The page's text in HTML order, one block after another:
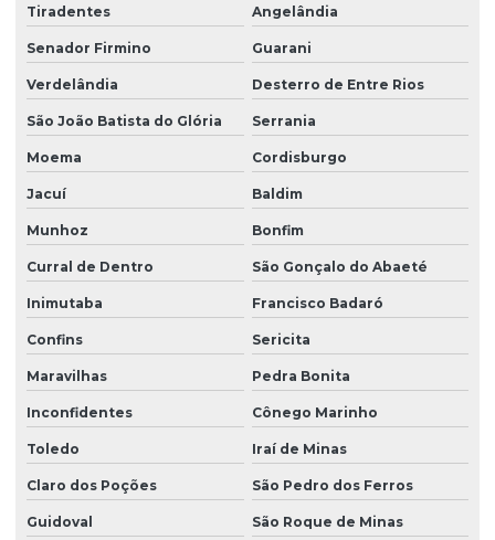
Tiradentes Angelândia
Senador Firmino Guarani
Verdelândia Desterro de Entre Rios
São João Batista do Glória Serrania
Moema Cordisburgo
Jacuí Baldim
Munhoz Bonfim
Curral de Dentro São Gonçalo do Abaeté
Inimutaba Francisco Badaró
Confins Sericita
Maravilhas Pedra Bonita
Inconfidentes Cônego Marinho
Toledo Iraí de Minas
Claro dos Poções São Pedro dos Ferros
Guidoval São Roque de Minas